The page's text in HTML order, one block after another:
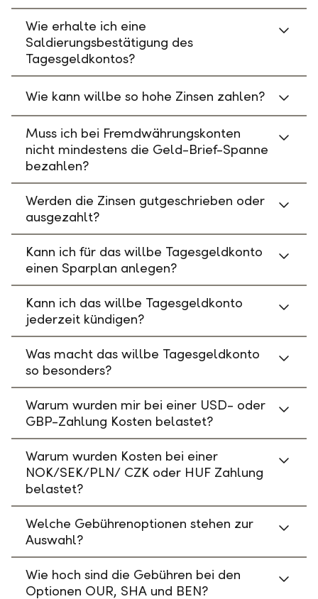
Wie erhalte ich eine
Saldierungsbestätigung des
Tagesgeldkontos?
Wie kann willbe so hohe Zinsen zahlen?
Muss ich bei Fremdwährungskonten
nicht mindestens die Geld-Brief-Spanne
bezahlen?
Werden die Zinsen gutgeschrieben oder
ausgezahlt?
Kann ich für das willbe Tagesgeldkonto
einen Sparplan anlegen?
Kann ich das willbe Tagesgeldkonto
jederzeit kündigen?
Was macht das willbe Tagesgeldkonto
so besonders?
Warum wurden mir bei einer USD- oder
GBP-Zahlung Kosten belastet?
Warum wurden Kosten bei einer
NOK/SEK/PLN/ CZK oder HUF Zahlung
belastet?
Welche Gebührenoptionen stehen zur
Auswahl?
Wie hoch sind die Gebühren bei den
Optionen OUR, SHA und BEN?